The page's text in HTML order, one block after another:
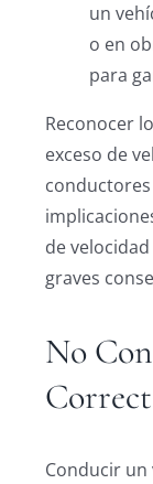
un
o en
para
Reconocer
exceso de
de
graves
No
Conducir